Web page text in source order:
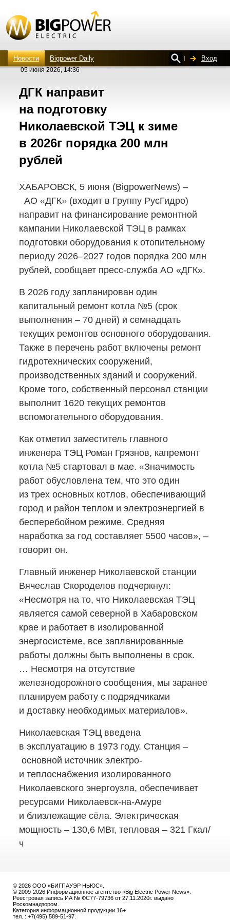
Новости Bigpower Daily Вход
05 июня 2026, 14:36
ДГК направит
на подготовку
Николаевской ТЭЦ к зиме
в 2026г порядка 200 млн
рублей
ХАБАРОВСК, 5 июня (BigpowerNews) –
АО «ДГК» (входит в Группу РусГидро)
направит на финансирование ремонтной
кампании Николаевской ТЭЦ в рамках
подготовки оборудования к отопительному
периоду 2026–2027 годов порядка 200 млн
рублей, сообщает пресс-служба АО «ДГК».
В 2026 году запланирован один
капитальный ремонт котла №5 (срок
выполнения – 70 дней) и семнадцать
текущих ремонтов основного оборудования.
Также в перечень работ включены ремонт
гидротехнических сооружений,
производственных зданий и сооружений.
Кроме того, собственный персонал станции
выполнит 1620 текущих ремонтов
вспомогательного оборудования.
Как отметил заместитель главного
инженера ТЭЦ Роман Грязнов, капремонт
котла №5 стартовал в мае. «Значимость
работ обусловлена тем, что это один
из трех основных котлов, обеспечивающий
город и район теплом и электроэнергией в
бесперебойном режиме. Средняя
наработка за год составляет 5500 часов», –
говорит он.
Главный инженер Николаевской станции
Вячеслав Скороделов подчеркнул:
«Несмотря на то, что Николаевская ТЭЦ
является самой северной в Хабаровском
крае и работает в изолированной
энергосистеме, все запланированные
работы должны быть выполнены в срок.
… Несмотря на отсутствие
железнодорожного сообщения, мы заранее
планируем работу с подрядчиками
и доставку необходимых материалов».
Николаевская ТЭЦ введена
в эксплуатацию в 1973 году. Станция –
основной источник электро-
и теплоснабжения изолированного
Николаевского энергоузла, обеспечивает
ресурсами Николаевск-на-Амуре
и близлежащие сёла. Электрическая
мощность – 130,6 МВт, тепловая – 321 Гкал/
ч
© 2026 ООО «БИГПАУЭР НЬЮС».
© 2009-2026 Информационное агентство «Big Electric Power News».
Реестровая запись ИА № ФС77-79736 от 27.11.2020г. выдано
Роскомнадзором.
Категория информационной продукции 16+
тел. : +7(495) 589-51-97.